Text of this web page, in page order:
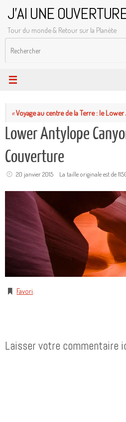
contenu
J'AI UNE
Tour du monde & Retour sur la Planète
«Voyage au centre de la Terre : le
Lower Antylope
Couverture
20 janvier 2015 La taille originale est de
Favori
Laisser votre commentaire